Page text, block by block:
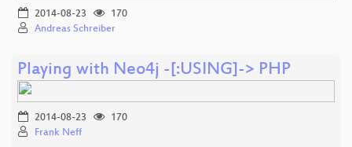
2014-08-23
170
Andreas Schreiber
Playing with Neo4j ­-[:USING]­-> PHP
2014-08-23
170
Frank Neff